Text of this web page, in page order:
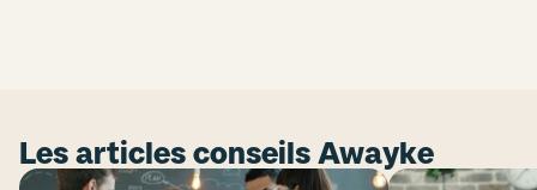
Les articles conseils Awayke